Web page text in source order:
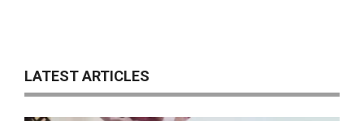
LATEST ARTICLES